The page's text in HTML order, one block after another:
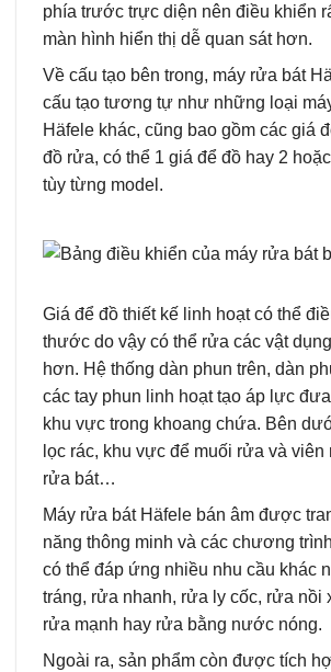
phía trước trực diện nên điều khiển
màn hình hiển thị dễ quan sát hơn.
Về cấu tạo bên trong, máy rửa bát
cấu tạo tương tự như những loại
Häfele khác, cũng bao gồm các giá
đồ rửa, có thể 1 giá để đồ hay 2
tùy từng model.
Giá để đồ thiết kế linh hoạt có thể
thước do vậy có thể rửa các vật
hơn. Hệ thống dàn phun trên, dàn
các tay phun linh hoạt tạo áp lực
khu vực trong khoang chứa. Bên
lọc rác, khu vực để muối rửa và
rửa bát…
Máy rửa bát Häfele bán âm được
năng thông minh và các chương
có thể đáp ứng nhiều nhu cầu khác
tráng, rửa nhanh, rửa ly cốc, rửa nồi
rửa mạnh hay rửa bằng nước nóng.
Ngoài ra, sản phẩm còn được tích